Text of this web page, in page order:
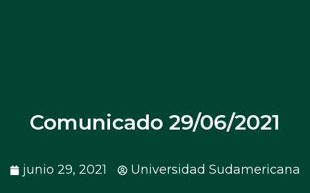
Comunicado 29/06/2021
junio 29, 2021 Universidad Sudamericana